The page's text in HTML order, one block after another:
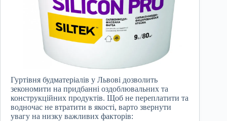
Гуртівня будматеріалів у Львові дозволить
зекономити на придбанні оздоблювальних та
конструкційних продуктів. Щоб не переплатити та
водночас не втратити в якості, варто звернути
увагу на низку важливих факторів: